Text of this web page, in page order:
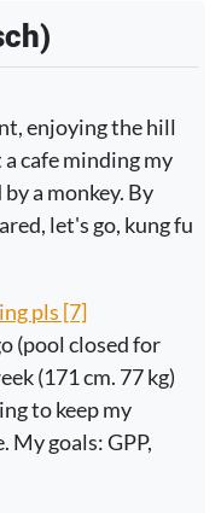
enjoying the hill
cafe minding my
a monkey. By
let's go, kung fu
pls [7]
(pool closed for
(171 cm. 77 kg)
to keep my
goals: GPP,